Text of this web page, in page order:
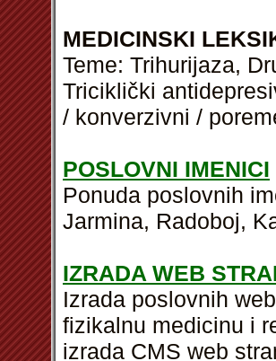
MEDICINSKI
Teme: Trihurijaza,
Triciklički
/ konverzivni /
POSLOVNI IMENICI
Ponuda poslovnih
Jarmina, Radoboj,
IZRADA WEB
Izrada poslovnih
fizikalnu medicinu i
izrada CMS web